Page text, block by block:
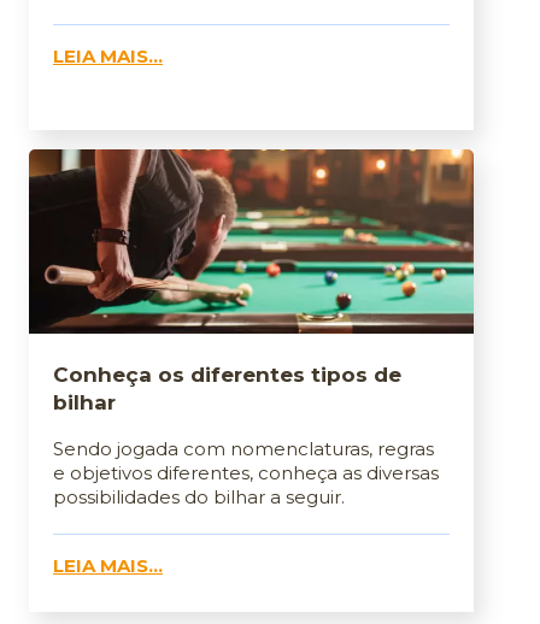
LEIA MAIS...
Conheça os diferentes tipos de
bilhar
Sendo jogada com nomenclaturas, regras
e objetivos diferentes, conheça as diversas
possibilidades do bilhar a seguir.
LEIA MAIS...